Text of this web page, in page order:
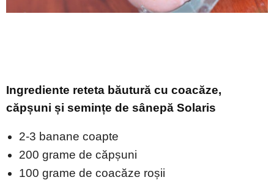
Ingrediente reteta băutură cu coacăze,
căpșuni și semințe de sânepă Solaris
2-3 banane coapte
200 grame de căpșuni
100 grame de coacăze roșii